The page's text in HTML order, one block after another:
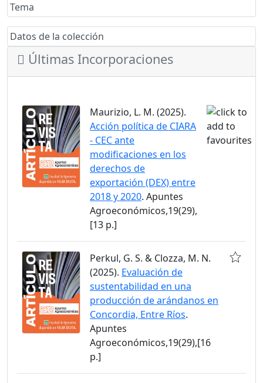
Tema
Datos de la colección
Últimas Incorporaciones
Maurizio, L. M. (2025).
Acción política de CIARA
- CEC ante
modificaciones en los
derechos de
exportación (DEX) entre
2018 y 2020. Apuntes
Agroeconómicos,19(29),
[13 p.]
Perkul, G. S. & Clozza, M. N.
(2025). Evaluación de
sustentabilidad en una
producción de arándanos en
Concordia, Entre Ríos.
Apuntes
Agroeconómicos,19(29),[16
p.]